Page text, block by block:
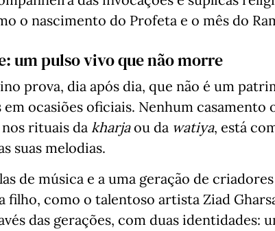
o nascimento do Profeta e o mês do
um pulso vivo que não morre
prova, dia após dia, que não é um
em ocasiões oficiais. Nenhum casamento
rituais dakharjaou da watiya, está
suas melodias.
de música e a uma geração de
filho, como o talentoso artista Ziad
das gerações, com duas identidades: